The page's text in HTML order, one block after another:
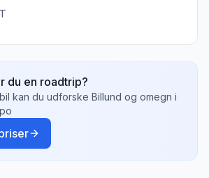
du en roadtrip?
kan du udforske Billund og omegn i